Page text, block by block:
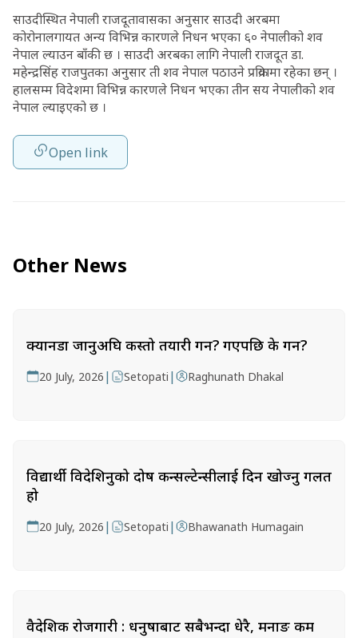
साउदीस्थित नेपाली राजदूतावासका अनुसार साउदी अरबमा
कोरोनालगायत अन्य विभिन्न कारणले निधन भएका ६० नेपालीको शव
नेपाल ल्याउन बाँकी छ । साउदी अरबका लागि नेपाली राजदूत डा.
महेन्द्रसिंह राजपुतका अनुसार ती शव नेपाल पठाउने प्रक्रियामा रहेका छन् ।
हालसम्म विदेशमा विभिन्न कारणले निधन भएका तीन सय नेपालीको शव
नेपाल ल्याइएको छ ।
Open link
Other News
क्यानडा जानुअघि कस्तो तयारी गर्ने? गएपछि के गर्ने?
20 July, 2026 | Setopati | Raghunath Dhakal
विद्यार्थी विदेशिनुको दोष कन्सल्टेन्सीलाई दिन खोज्नु गलत
हो
20 July, 2026 | Setopati | Bhawanath Humagain
वैदेशिक रोजगारी : धनुषाबाट सबैभन्दा धेरै, मनाङ कम